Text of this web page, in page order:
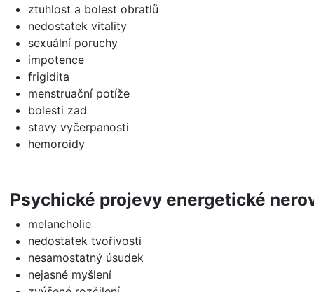
ztuhlost a bolest obratlů
nedostatek vitality
sexuální poruchy
impotence
frigidita
menstruační potíže
bolesti zad
stavy vyčerpanosti
hemoroidy
Psychické projevy energetické
melancholie
nedostatek tvořivosti
nesamostatný úsudek
nejasné myšlení